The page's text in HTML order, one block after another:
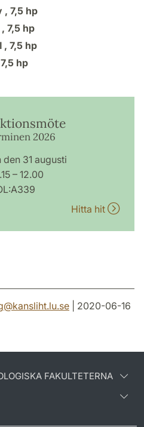
, 7,5 hp
7,5 hp
, 7,5 hp
7,5 hp
2026
31 augusti
– 12.00
Hitta hit
@kansliht.lu.se | 2020-06-16
FAKULTETERNA